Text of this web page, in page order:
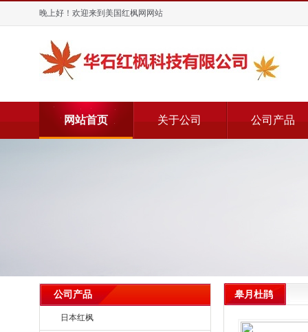
晚上好！欢迎来到美国红枫网网站
网站首页 关于公司 公司产品
公司产品
日本红枫
皋月杜鹃